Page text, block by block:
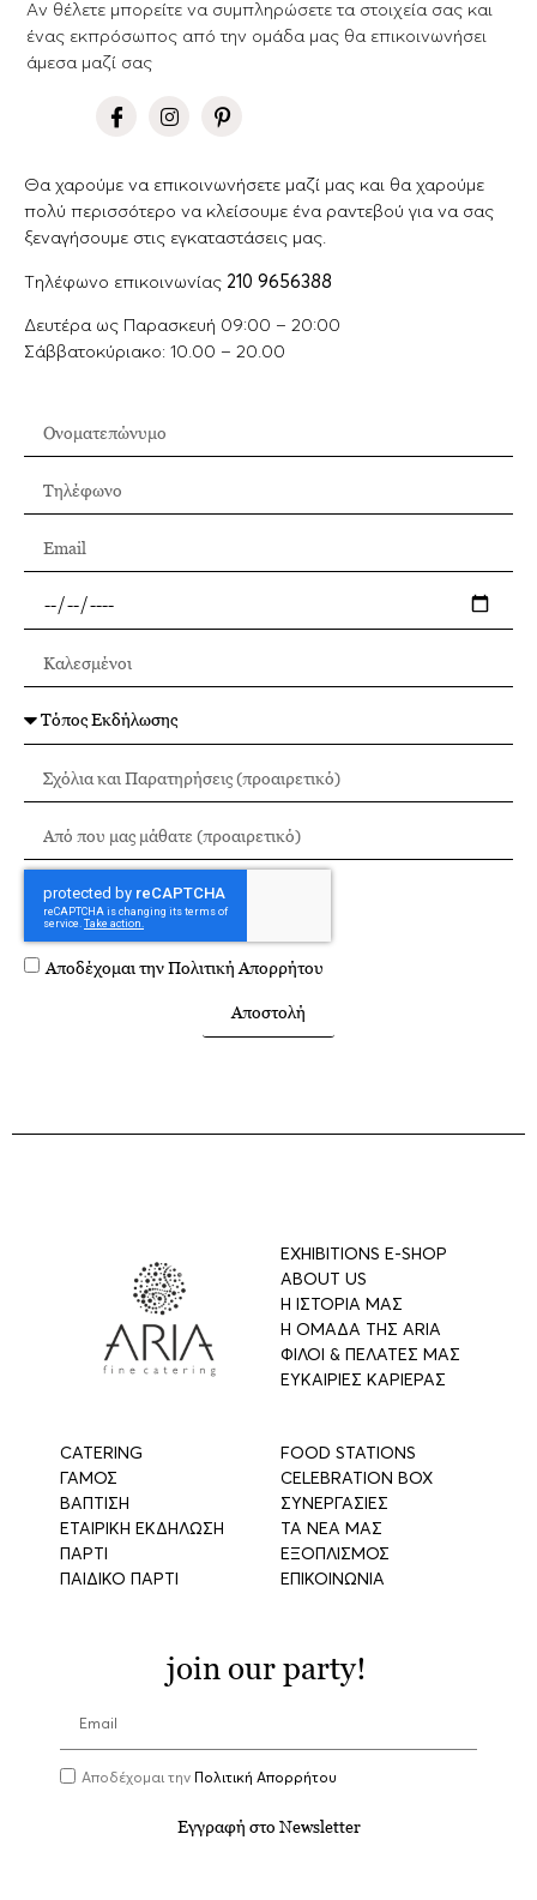
Aν θέλετε μπορείτε να συμπληρώσετε τα στοιχεία σας και
ένας εκπρόσωπος από την ομάδα μας θα επικοινωνήσει
άμεσα μαζί σας
Θα χαρούμε να επικοινωνήσετε μαζί μας και θα χαρούμε
πολύ περισσότερο να κλείσουμε ένα ραντεβού για να σας
ξεναγήσουμε στις εγκαταστάσεις μας.
Tηλέφωνο επικοινωνίας 210 9656388
Δευτέρα ως Παρασκευή 09:00 – 20:00
Σάββατοκύριακο: 10.00 – 20.00
Αποδέχομαι τηνΠολιτική Απορρήτου
Αποστολή
EXHIBITIONS E-SHOP
ABOUT US
Η ΙΣΤΟΡΙΑ ΜΑΣ
Η ΟΜΑΔΑ ΤΗΣ ARIA
ΦΙΛΟΙ & ΠΕΛΑΤΕΣ ΜΑΣ
ΕΥΚΑΙΡΙΕΣ ΚΑΡΙΕΡΑΣ
CATERING
ΓΑΜΟΣ
ΒΑΠΤΙΣΗ
ΕΤΑΙΡΙΚΗ ΕΚΔΗΛΩΣΗ
ΠΑΡΤΙ
ΠΑΙΔΙΚΟ ΠΑΡΤΙ
FOOD STATIONS
CELEBRATION BOX
ΣΥΝΕΡΓΑΣΙΕΣ
ΤΑ ΝΕΑ ΜΑΣ
ΕΞΟΠΛΙΣΜΟΣ
ΕΠΙΚΟΙΝΩΝΙΑ
join our party!
Αποδέχομαι την Πολιτική Απορρήτου
Εγγραφή στο Newsletter